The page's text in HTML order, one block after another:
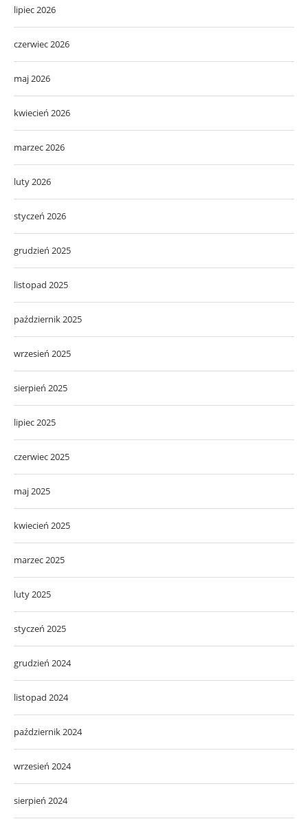
lipiec 2026
czerwiec 2026
maj 2026
kwiecień 2026
marzec 2026
luty 2026
styczeń 2026
grudzień 2025
listopad 2025
październik 2025
wrzesień 2025
sierpień 2025
lipiec 2025
czerwiec 2025
maj 2025
kwiecień 2025
marzec 2025
luty 2025
styczeń 2025
grudzień 2024
listopad 2024
październik 2024
wrzesień 2024
sierpień 2024